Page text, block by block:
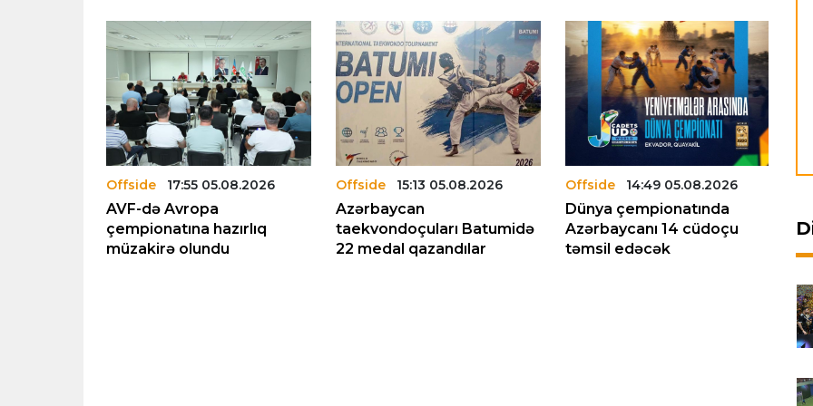
Offside 17:55 05.08.2026
AVF-də Avropa
çempionatına hazırlıq
müzakirə olundu
Offside 15:13 05.08.2026
Azərbaycan
taekvondoçuları Batumidə
22 medal qazandılar
Offside 14:49 05.08.2026
Dünya çempionatında
Azərbaycanı 14 cüdoçu
təmsil edəcək